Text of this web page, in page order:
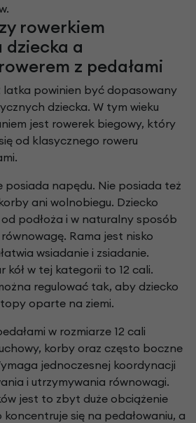
rowerkiem
dziecka a
z pedałami
latka powinien być dopasowany
dziecka. W tym wieku
jest rowerek biegowy, który
od klasycznego roweru
posiada napędu. Nie posiada też
ani wolnobiegu. Dziecko
podłoża i w naturalny sposób
Rama jest nisko
wsiadanie i zsiadanie.
kół w tej kategorii to 12 cali.
regulować tak, aby dziecko
oparte na ziemi.
w rozmiarze 12 cali
korby oraz często boczne
jednoczesnej koordynacji
i utrzymywania równowagi.
jest to zbyt duże obciążenie
się na pedałowaniu, a